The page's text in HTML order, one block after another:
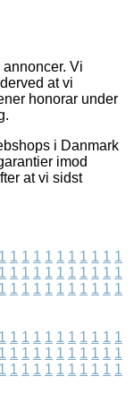
Vi
at vi
honorar under
i Danmark
imod
at vi sidst
1 1 1 1 1 1 1 1 1 1 1
1 1 1 1 1 1 1 1 1 1 1
1 1 1 1 1 1 1 1 1 1 1
1 1 1 1 1 1 1 1 1 1 1
1 1 1 1 1 1 1 1 1 1 1
1 1 1 1 1 1 1 1 1 1 1